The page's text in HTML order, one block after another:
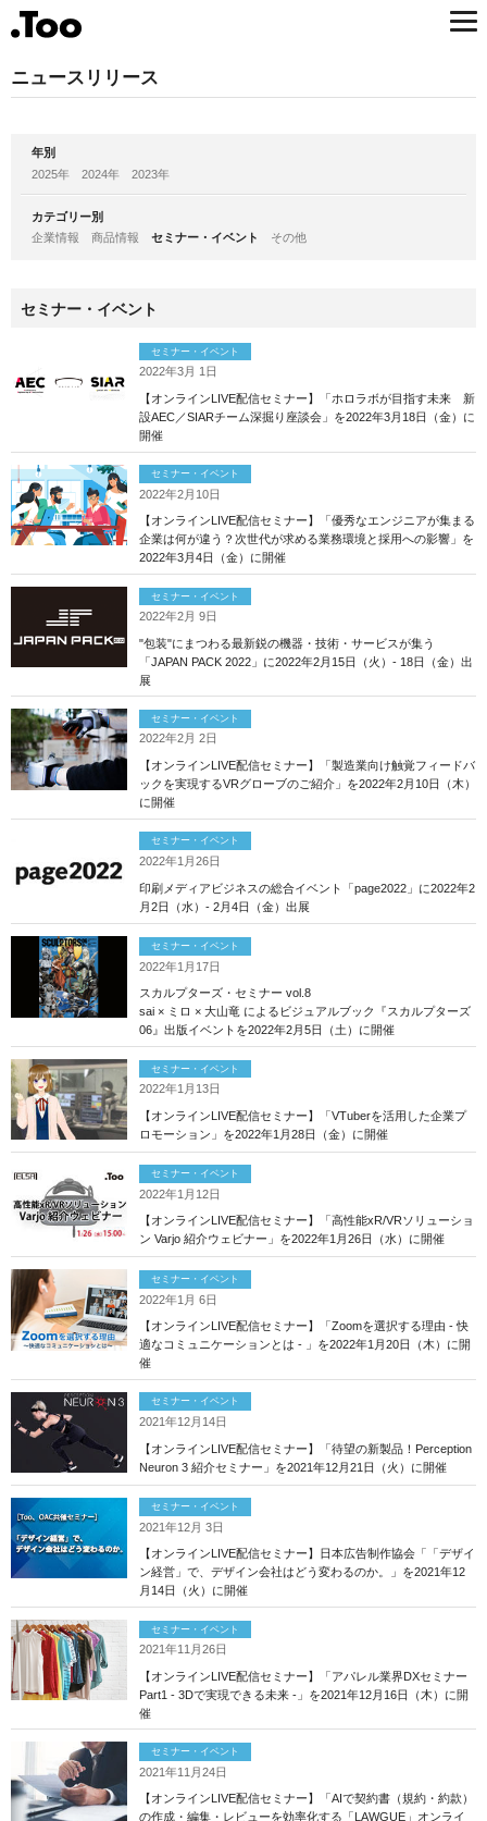
ニュースリリース
年別
2025年
2024年 2023年
カテゴリー別
企業情報
商品情報 セミナー・イベント その他
セミナー・イベント
セミナー・イベント
2022年3月 1日
【オンラインLIVE配信セミナー】「ホロラボが目指す未来 新
設AEC／SIARチーム深掘り座談会」を2022年3月18日（金）に
開催
セミナー・イベント
2022年2月10日
【オンラインLIVE配信セミナー】「優秀なエンジニアが集まる
企業は何が違う？次世代が求める業務環境と採用への影響」を
2022年3月4日（金）に開催
セミナー・イベント
2022年2月 9日
"包装"にまつわる最新鋭の機器・技術・サービスが集う
「JAPAN PACK 2022」に2022年2月15日（火）- 18日（金）出
展
セミナー・イベント
2022年2月 2日
【オンラインLIVE配信セミナー】「製造業向け触覚フィードバ
ックを実現するVRグローブのご紹介」を2022年2月10日（木）
に開催
セミナー・イベント
2022年1月26日
印刷メディアビジネスの総合イベント「page2022」に2022年2
月2日（水）- 2月4日（金）出展
セミナー・イベント
2022年1月17日
スカルプターズ・セミナー vol.8
sai × ミロ × 大山竜 によるビジュアルブック『スカルプターズ
06』出版イベントを2022年2月5日（土）に開催
セミナー・イベント
2022年1月13日
【オンラインLIVE配信セミナー】「VTuberを活用した企業プ
ロモーション」を2022年1月28日（金）に開催
セミナー・イベント
2022年1月12日
【オンラインLIVE配信セミナー】「高性能xR/VRソリューショ
ン Varjo 紹介ウェビナー」を2022年1月26日（水）に開催
セミナー・イベント
2022年1月 6日
【オンラインLIVE配信セミナー】「Zoomを選択する理由 - 快
適なコミュニケーションとは - 」を2022年1月20日（木）に開
催
セミナー・イベント
2021年12月14日
【オンラインLIVE配信セミナー】「待望の新製品！Perception
Neuron 3 紹介セミナー」を2021年12月21日（火）に開催
セミナー・イベント
2021年12月 3日
【オンラインLIVE配信セミナー】日本広告制作協会「「デザイ
ン経営」で、デザイン会社はどう変わるのか。」を2021年12
月14日（火）に開催
セミナー・イベント
2021年11月26日
【オンラインLIVE配信セミナー】「アパレル業界DXセミナー
Part1 - 3Dで実現できる未来 -」を2021年12月16日（木）に開
催
セミナー・イベント
2021年11月24日
【オンラインLIVE配信セミナー】「AIで契約書（規約・約款）
の作成・編集・レビューを効率化する「LAWGUE」オンライ